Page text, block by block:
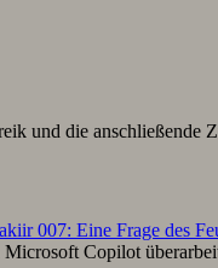
und die anschließende
007: Eine Frage des
Copilot